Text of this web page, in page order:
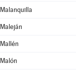
Malanquilla
Maleján
Mallén
Malón